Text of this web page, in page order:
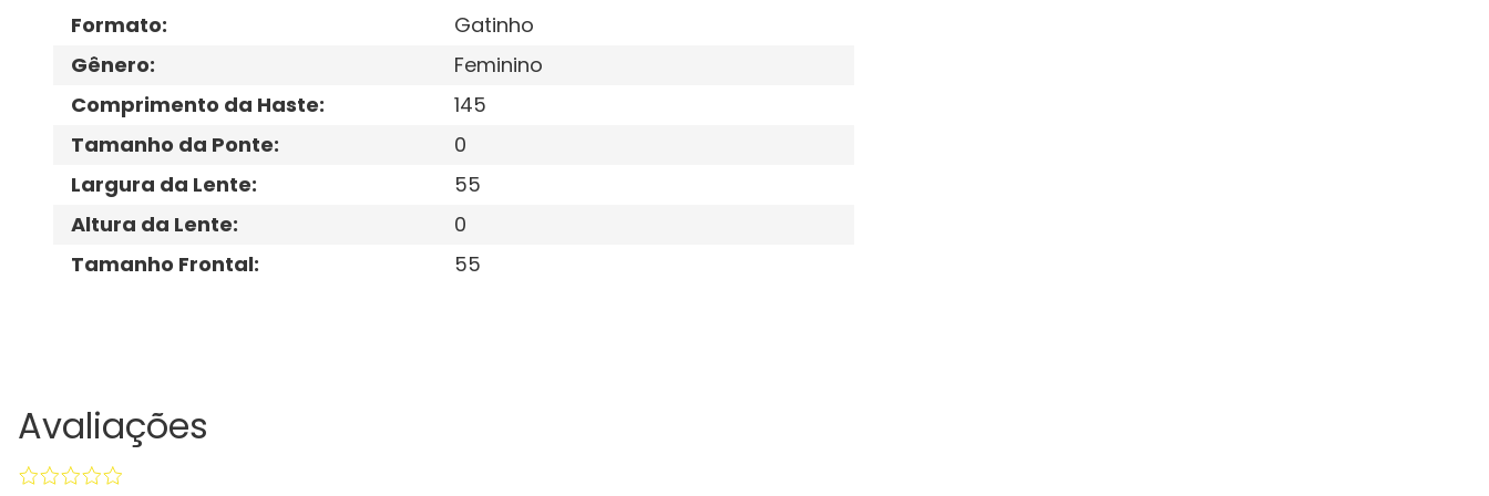
Formato:
Gatinho
Gênero:
Feminino
Comprimento da Haste:
145
Tamanho da Ponte:
0
Largura da Lente:
55
Altura da Lente:
0
Tamanho Frontal: 55
Avaliações